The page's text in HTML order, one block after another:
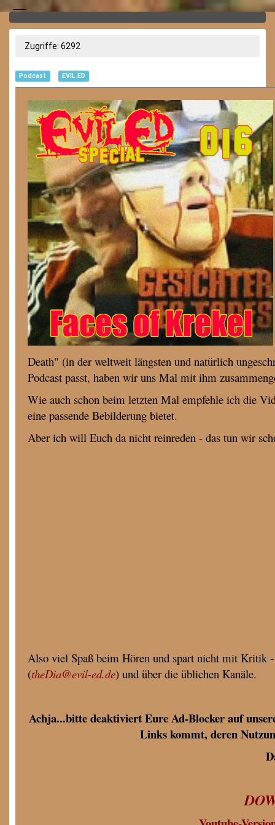
Zugriffe: 6292
Podcast EVIL ED
Death" (in der weltweit längsten und natürlich
Podcast passt, haben wir uns Mal mit ihm
Wie auch schon beim letzten Mal empfehle ich die
eine passende Bebilderung bietet.
Aber ich will Euch da nicht reinreden - das tun wir
Also viel Spaß beim Hören und spart nicht mit Kritik
(theDia@evil-ed.de) und über die üblichen Kanäle.
Achja...bitte deaktiviert Eure Ad-Blocker auf
Links kommt, deren